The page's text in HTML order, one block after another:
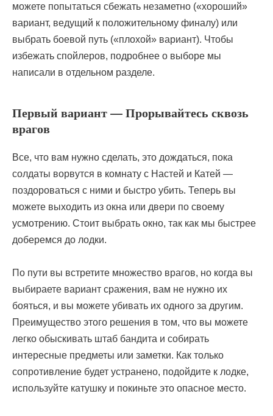
можете попытаться сбежать незаметно («хороший»
вариант, ведущий к положительному финалу) или
выбрать боевой путь («плохой» вариант). Чтобы
избежать спойлеров, подробнее о выборе мы
написали в отдельном разделе.
Первый вариант — Прорывайтесь сквозь
врагов
Все, что вам нужно сделать, это дождаться, пока
солдаты ворвутся в комнату с Настей и Катей —
поздороваться с ними и быстро убить. Теперь вы
можете выходить из окна или двери по своему
усмотрению. Стоит выбрать окно, так как мы быстрее
доберемся до лодки.
По пути вы встретите множество врагов, но когда вы
выбираете вариант сражения, вам не нужно их
бояться, и вы можете убивать их одного за другим.
Преимущество этого решения в том, что вы можете
легко обыскивать штаб бандита и собирать
интересные предметы или заметки. Как только
сопротивление будет устранено, подойдите к лодке,
используйте катушку и покиньте это опасное место.